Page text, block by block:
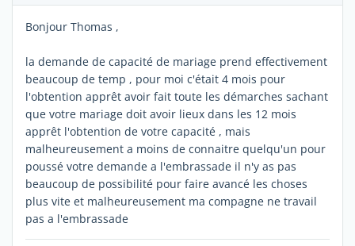
Bonjour Thomas ,
la demande de capacité de mariage prend effectivement
beaucoup de temp , pour moi c'était 4 mois pour
l'obtention apprêt avoir fait toute les démarches sachant
que votre mariage doit avoir lieux dans les 12 mois
apprêt l'obtention de votre capacité , mais
malheureusement a moins de connaitre quelqu'un pour
poussé votre demande a l'embrassade il n'y as pas
beaucoup de possibilité pour faire avancé les choses
plus vite et malheureusement ma compagne ne travail
pas a l'embrassade